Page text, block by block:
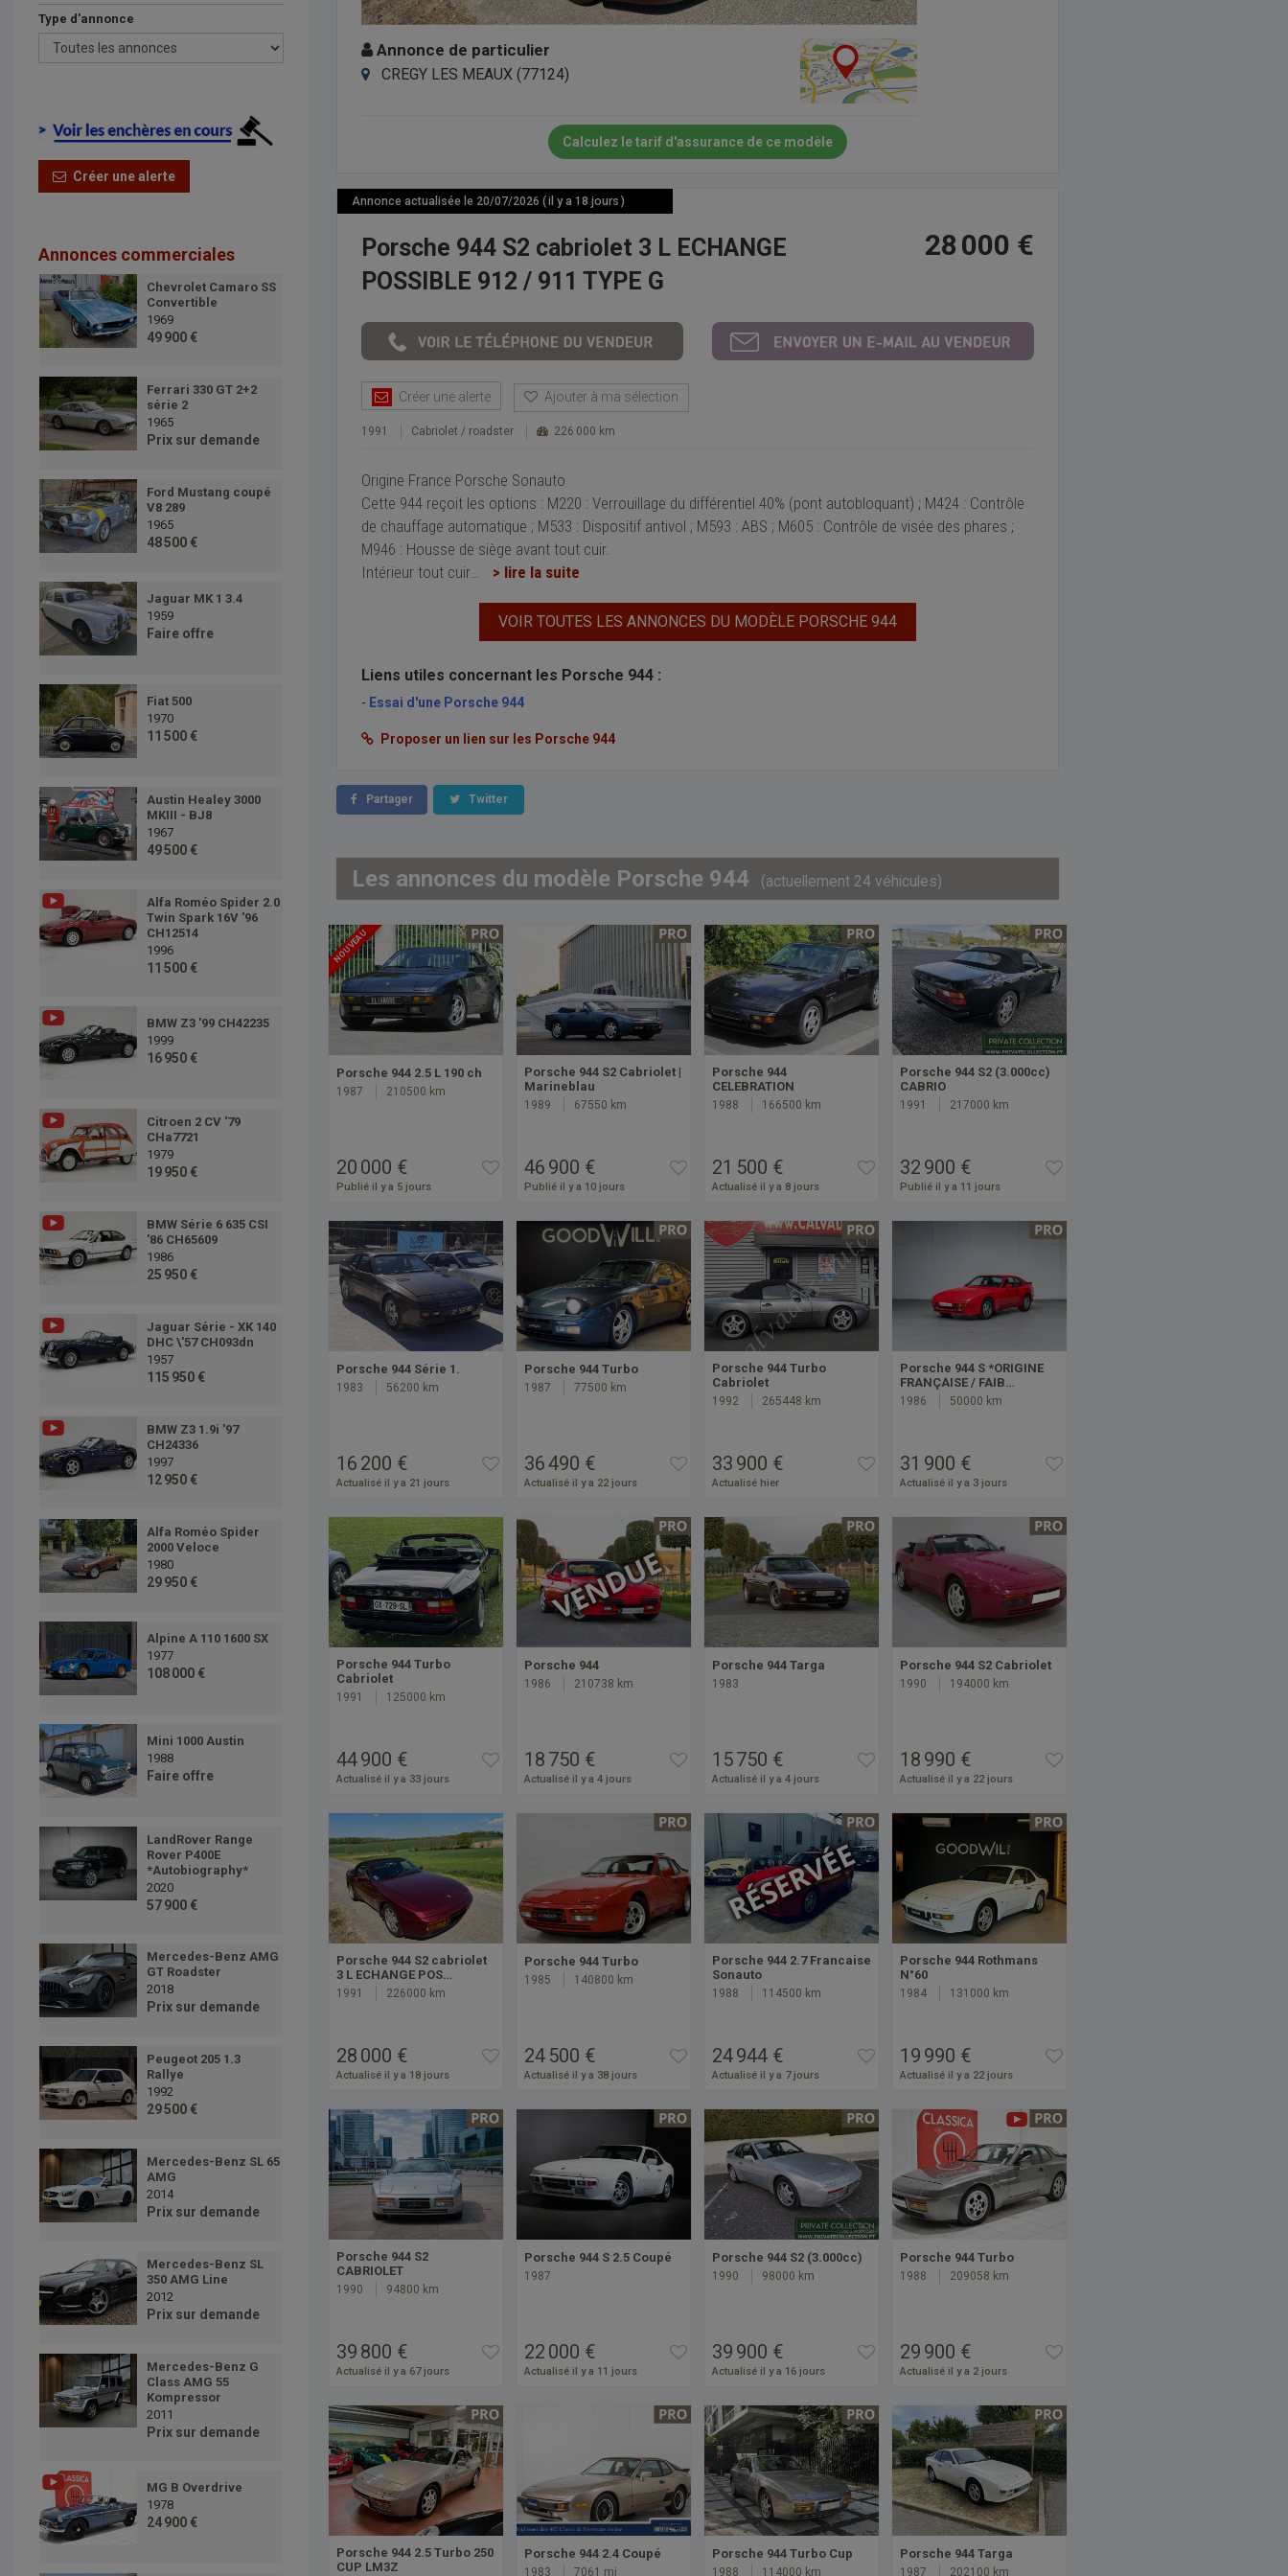
Type d'annonce
Créer une alerte
Annonces commerciales
Chevrolet Camaro SS
Convertible
1969
49 900 €
Ferrari 330 GT 2+2
série 2
1965
Prix sur demande
Ford Mustang coupé
V8 289
1965
48 500 €
Jaguar MK 1 3.4
1959
Faire offre
Fiat 500
1970
11 500 €
Austin Healey 3000
MKIII - BJ8
1967
49 500 €
Alfa Roméo Spider 2.0
Twin Spark 16V '96
CH12514
1996
11 500 €
BMW Z3 '99 CH42235
1999
16 950 €
Citroen 2 CV '79
CHa7721
1979
19 950 €
BMW Série 6 635 CSI
'86 CH65609
1986
25 950 €
Jaguar Série - XK 140
DHC \'57 CH093dn
1957
115 950 €
BMW Z3 1.9i '97
CH24336
1997
12 950 €
Alfa Roméo Spider
2000 Veloce
1980
29 950 €
Alpine A 110 1600 SX
1977
108 000 €
Mini 1000 Austin
1988
Faire offre
LandRover Range
Rover P400E
*Autobiography*
2020
57 900 €
Mercedes-Benz AMG
GT Roadster
2018
Prix sur demande
Peugeot 205 1.3
Rallye
1992
29 500 €
Mercedes-Benz SL 65
AMG
2014
Prix sur demande
Mercedes-Benz SL
350 AMG Line
2012
Prix sur demande
Mercedes-Benz G
Class AMG 55
Kompressor
2011
Prix sur demande
MG B Overdrive
1978
24 900 €
Annonce de particulier
CREGY LES MEAUX (77124)
Calculez le tarif d'assurance de ce modèle
Annonce actualisée le 20/07/2026 ( il y a 18 jours )
Porsche 944 S2 cabriolet 3 L ECHANGE
POSSIBLE 912 / 911 TYPE G
28 000 €
Créer une alerte Ajouter à ma sélection
1991 Cabriolet / roadster 226 000 km
Origine France Porsche Sonauto
Cette 944 reçoit les options : M220 : Verrouillage du différentiel 40% (pont autobloquant) ; M424 : Contrôle
de chauffage automatique ; M533 : Dispositif antivol ; M593 : ABS ; M605 : Contrôle de visée des phares ;
M946 : Housse de siège avant tout cuir.
Intérieur tout cuir… > lire la suite
VOIR TOUTES LES ANNONCES DU MODÈLE PORSCHE 944
Liens utiles concernant les Porsche 944 :
- Essai d'une Porsche 944
Proposer un lien sur les Porsche 944
Partager Twitter
Les annonces du modèle Porsche 944 (actuellement 24 véhicules)
NOUVEAU
Porsche 944 2.5 L 190 ch
1987 210500 km
20 000 €
Publié il y a 5 jours
Porsche 944 S2 Cabriolet |
Marineblau
1989 67550 km
46 900 €
Publié il y a 10 jours
Porsche 944
CELEBRATION
1988 166500 km
21 500 €
Actualisé il y a 8 jours
Porsche 944 S2 (3.000cc)
CABRIO
1991 217000 km
32 900 €
Publié il y a 11 jours
Porsche 944 Série 1.
1983 56200 km
16 200 €
Actualisé il y a 21 jours
Porsche 944 Turbo
1987 77500 km
36 490 €
Actualisé il y a 22 jours
Porsche 944 Turbo
Cabriolet
1992 265448 km
33 900 €
Actualisé hier
Porsche 944 S *ORIGINE
FRANÇAISE / FAIB…
1986 50000 km
31 900 €
Actualisé il y a 3 jours
Porsche 944 Turbo
Cabriolet
1991 125000 km
44 900 €
Actualisé il y a 33 jours
Porsche 944
1986 210738 km
18 750 €
Actualisé il y a 4 jours
Porsche 944 Targa
1983
15 750 €
Actualisé il y a 4 jours
Porsche 944 S2 Cabriolet
1990 194000 km
18 990 €
Actualisé il y a 22 jours
Porsche 944 S2 cabriolet
3 L ECHANGE POS…
1991 226000 km
28 000 €
Actualisé il y a 18 jours
Porsche 944 Turbo
1985 140800 km
24 500 €
Actualisé il y a 38 jours
Porsche 944 2.7 Francaise
Sonauto
1988 114500 km
24 944 €
Actualisé il y a 7 jours
Porsche 944 Rothmans
N°60
1984 131000 km
19 990 €
Actualisé il y a 22 jours
Porsche 944 S2
CABRIOLET
1990 94800 km
39 800 €
Actualisé il y a 67 jours
Porsche 944 S 2.5 Coupé
1987
22 000 €
Actualisé il y a 11 jours
Porsche 944 S2 (3.000cc)
1990 98000 km
39 900 €
Actualisé il y a 16 jours
Porsche 944 Turbo
1988 209058 km
29 900 €
Actualisé il y a 2 jours
Porsche 944 2.5 Turbo 250
CUP LM3Z
Porsche 944 2.4 Coupé
1983 7061 mi
Porsche 944 Turbo Cup
1988 114000 km
Porsche 944 Targa
1987 202100 km